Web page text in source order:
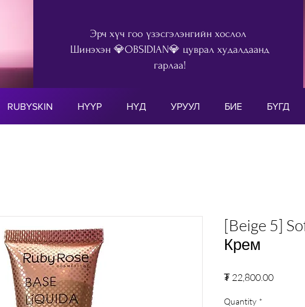
Эрч хүч гоо үзэсгэлэнгийн хослол
Шинэхэн 💎OBSIDIAN💎 цуврал худалдаанд
гарлаа!
RUBYSKIN НҮҮР НҮД УРУУЛ БИЕ БҮГД
[Beige 5]
Крем
₮ 22,800.00Price
Quantity *